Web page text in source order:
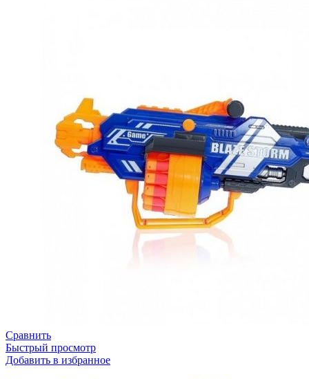
Сравнить
Быстрый просмотр
Добавить в избранное